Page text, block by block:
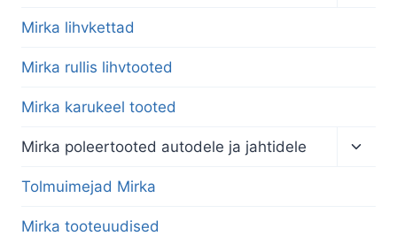
Mirka lihvkettad
Mirka rullis lihvtooted
Mirka karukeel tooted
Mirka poleertooted autodele ja jahtidele
Tolmuimejad Mirka
Mirka tooteuudised